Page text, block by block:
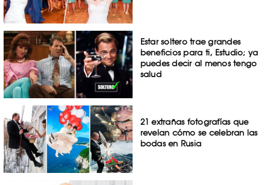
Estar soltero trae grandes
beneficios para ti, Estudio; ya
puedes decir al menos tengo
salud
21 extrañas fotografías que
revelan cómo se celebran las
bodas en Rusia